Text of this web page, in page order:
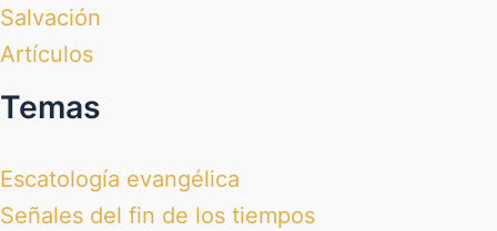
Salvación
Artículos
Temas
Escatología evangélica
Señales del fin de los tiempos